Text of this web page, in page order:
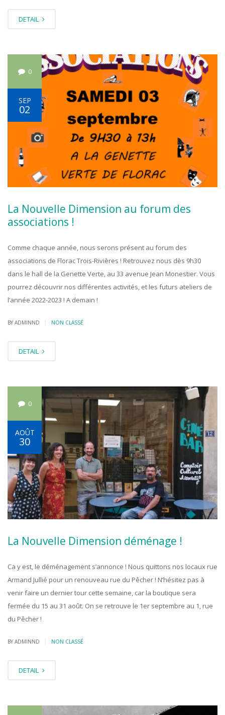
DETAIL
0
SEP
02
La Nouvelle Dimension au forum des
associations !
Comme chaque année, nous serons présent au forum des
associations de Florac Trois-Rivières ! Retrouvez nous dès 9h30
dans le hall de la Genette Verte, au 33 avenue Jean Monestier. Vous
pourrez découvrir nos différentes activités, et les futurs ateliers de
l’année 2022-2023 ! A demain !
BY ADMINND NON CLASSÉ
DETAIL
0
AOÛT
30
La Nouvelle Dimension déménage !
Ca y est, le déménagement s’annonce ! Nous quittons nos locaux rue
Armand Jullié pour un renouveau rue du Pêcher ! N’hésitez pas à
venir faire un dernier tour cette semaine, car la boutique sera
fermée du 15 au 31 août. On se retrouve le 1er septembre au 1, rue
du Pêcher !
BY ADMINND NON CLASSÉ
DETAIL